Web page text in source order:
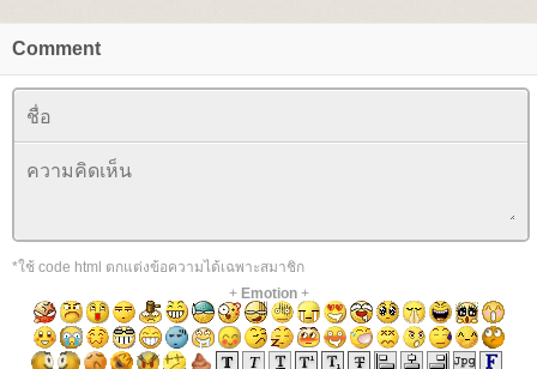
Comment
*ใช้ code html ตกแต่งข้อความได้เฉพาะสมาชิก
+ Emotion+